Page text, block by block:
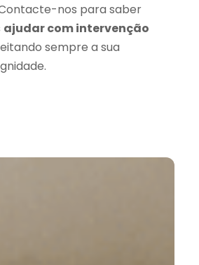
nos para saber
ajudar com intervenção
sempre a sua